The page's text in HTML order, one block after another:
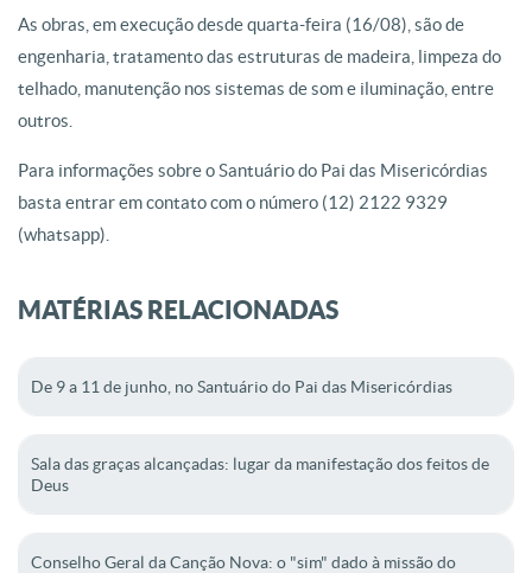
As obras, em execução desde quarta-feira (16/08), são de
engenharia, tratamento das estruturas de madeira, limpeza do
telhado, manutenção nos sistemas de som e iluminação, entre
outros.
Para informações sobre o Santuário do Pai das Misericórdias
basta entrar em contato com o número (12) 2122 9329
(whatsapp).
MATÉRIAS RELACIONADAS
De 9 a 11 de junho, no Santuário do Pai das Misericórdias
Sala das graças alcançadas: lugar da manifestação dos feitos de
Deus
Conselho Geral da Canção Nova: o "sim" dado à missão do